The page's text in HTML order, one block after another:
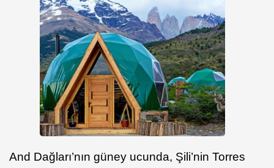
And Dağları’nın güney ucunda, Şili’nin Torres